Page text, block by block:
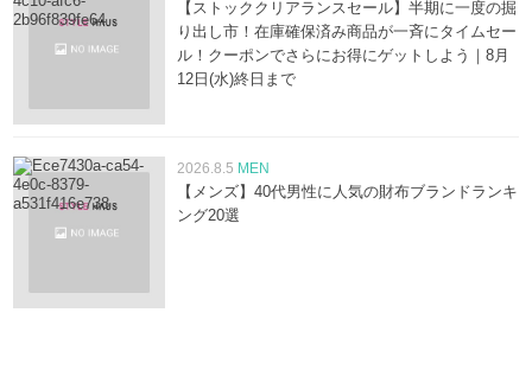
【ストッククリアランスセール】半期に一度の掘
り出し市！在庫確保済み商品が一斉にタイムセー
ル！クーポンでさらにお得にゲットしよう｜8月
12日(水)終日まで
2026.8.5 MEN
【メンズ】40代男性に人気の財布ブランドランキ
ング20選